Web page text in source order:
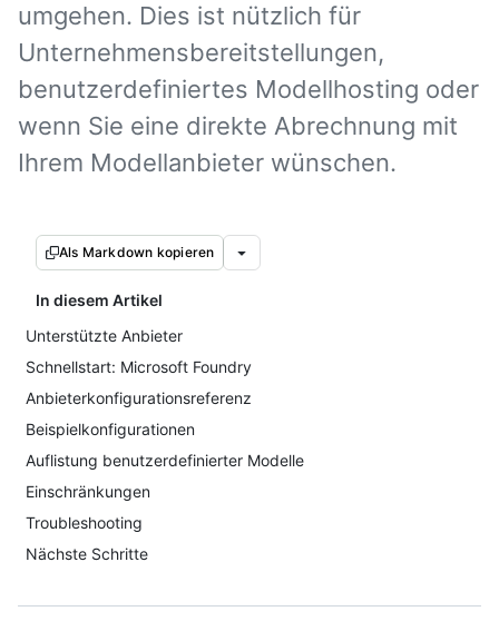
umgehen. Dies ist nützlich für
Unternehmensbereitstellungen,
benutzerdefiniertes Modellhosting oder
wenn Sie eine direkte Abrechnung mit
Ihrem Modellanbieter wünschen.
Als Markdown kopieren
In diesem Artikel
Unterstützte Anbieter
Schnellstart: Microsoft Foundry
Anbieterkonfigurationsreferenz
Beispielkonfigurationen
Auflistung benutzerdefinierter Modelle
Einschränkungen
Troubleshooting
Nächste Schritte